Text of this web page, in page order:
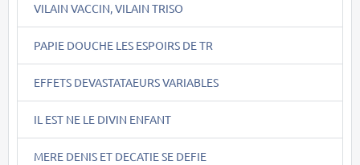
VILAIN VACCIN, VILAIN TRISO
PAPIE DOUCHE LES ESPOIRS DE TR
EFFETS DEVASTATAEURS VARIABLES
IL EST NE LE DIVIN ENFANT
MERE DENIS ET DECATIE SE DEFIE